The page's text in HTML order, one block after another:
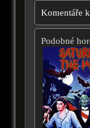
Komentáře
Podobné